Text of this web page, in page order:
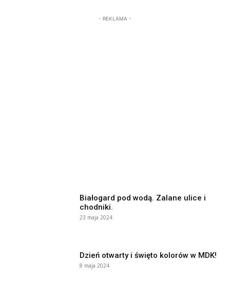
- REKLAMA -
Białogard pod wodą. Zalane ulice i
chodniki.
23 maja 2024
Dzień otwarty i święto kolorów w MDK!
8 maja 2024